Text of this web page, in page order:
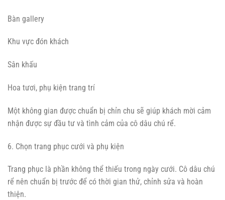
Bàn gallery
Khu vực đón khách
Sân khấu
Hoa tươi, phụ kiện trang trí
Một không gian được chuẩn bị chỉn chu sẽ giúp khách mời cảm
nhận được sự đầu tư và tình cảm của cô dâu chú rể.
6. Chọn trang phục cưới và phụ kiện
Trang phục là phần không thể thiếu trong ngày cưới. Cô dâu chú
rể nên chuẩn bị trước để có thời gian thử, chỉnh sửa và hoàn
thiện.